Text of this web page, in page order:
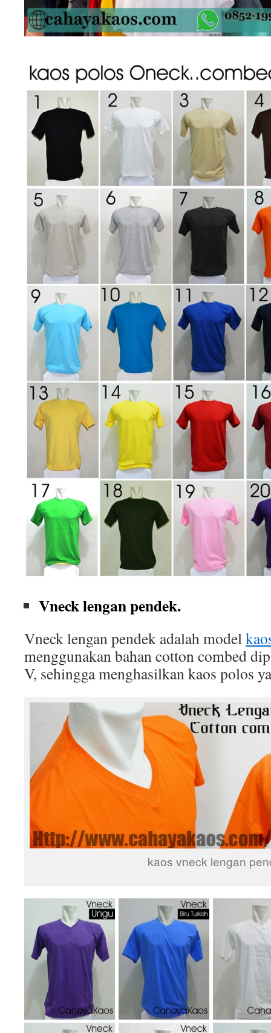
Vneck lengan pendek.
Vneck lengan pendek adalah model
menggunakan bahan cotton combed
V, sehingga menghasilkan kaos polos
kaos vneck lengan